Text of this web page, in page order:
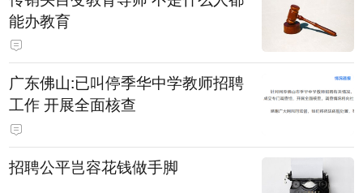
能办教育
广东佛山:已叫停季华中学教师招聘
工作 开展全面核查
招聘公平岂容花钱做手脚